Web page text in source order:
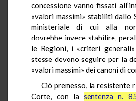
concessione vanno fissati
«valori massimi» stabiliti dallo
ministeriale di cui alla
dovrebbe invece stabilire,
le Regioni, i «criteri
stesse devono seguire per la
«valori massimi» dei canoni di
Ciò premesso, la resistente
Corte, con lasentenza n.